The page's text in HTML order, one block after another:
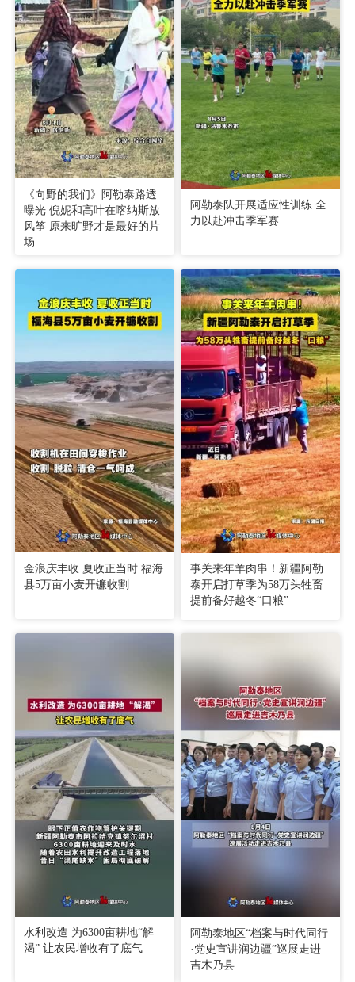
《向野的我们》阿勒泰路透
曝光 倪妮和高叶在喀纳斯放
风筝 原来旷野才是最好的片
场
阿勒泰队开展适应性训练 全
力以赴冲击季军赛
金浪庆丰收 夏收正当时 福海
县5万亩小麦开镰收割
事关来年羊肉串！新疆阿勒
泰开启打草季为58万头牲畜
提前备好越冬“口粮”
水利改造 为6300亩耕地“解
渴” 让农民增收有了底气
阿勒泰地区“档案与时代同行
·党史宣讲润边疆”巡展走进
吉木乃县